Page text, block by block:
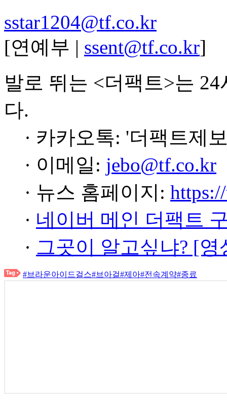
sstar1204@tf.co.kr
[연예부 | ssent@tf.co.kr]
발로 뛰는 <더팩트>는
다.
· 카카오톡: '더팩트제
· 이메일: jebo@tf.co.kr
· 뉴스 홈페이지:
· 네이버 메인 더팩트
· 그곳이 알고싶냐? [
#브라운아이드걸스#브아걸#제아#전속계약#종료